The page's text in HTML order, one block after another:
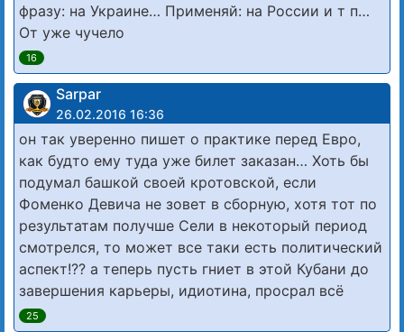
фразу: на Украине… Применяй: на России и т п…
От уже чучело
16
Sarpar
26.02.2016 16:36
он так уверенно пишет о практике перед Евро,
как будто ему туда уже билет заказан… Хоть бы
подумал башкой своей кротовской, если
Фоменко Девича не зовет в сборную, хотя тот по
результатам получше Сели в некоторый период
смотрелся, то может все таки есть политический
аспект!?? а теперь пусть гниет в этой Кубани до
завершения карьеры, идиотина, просрал всё
25